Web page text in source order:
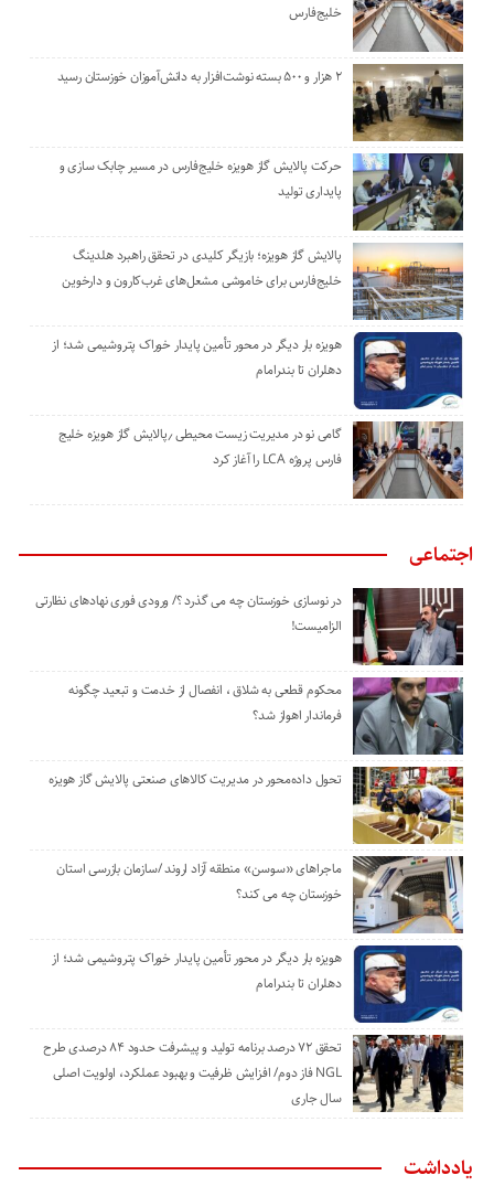
خلیج‌فارس
۲ هزار و ۵۰۰ بسته نوشت‌افزار به دانش‌آموزان خوزستان رسید
حرکت پالایش گاز هویزه خلیج‌فارس در مسیر چابک سازی و
پایداری تولید
پالایش گاز هویزه؛ بازیگر کلیدی در تحقق راهبرد هلدینگ
خلیج‌فارس برای خاموشی مشعل‌های غرب‌کارون و دارخوین
هویزه بار دیگر در محور تأمین پایدار خوراک پتروشیمی شد؛ از
دهلران تا بندرامام
گامی نو در مدیریت زیست ‌محیطی ٫پالایش گاز هویزه خلیج
‌فارس پروژه LCA را آغاز کرد
اجتماعی
در نوسازی خوزستان چه می گذرد ؟/ ورودی فوری نهادهای نظارتی
الزامیست!
محکوم قطعی به شلاق ، انفصال از خدمت و تبعید چگونه
فرماندار اهواز شد؟
تحول داده‌محور در مدیریت کالاهای صنعتی پالایش گاز هویزه
ماجراهای «سوسن» منطقه آزاد اروند /سازمان بازرسی استان
خوزستان چه می کند؟
هویزه بار دیگر در محور تأمین پایدار خوراک پتروشیمی شد؛ از
دهلران تا بندرامام
تحقق ۷۲ درصد برنامه تولید و پیشرفت حدود ۸۴ درصدی طرح
NGL فاز دوم/ افزایش ظرفیت و بهبود عملکرد، اولویت اصلی
سال جاری
یادداشت